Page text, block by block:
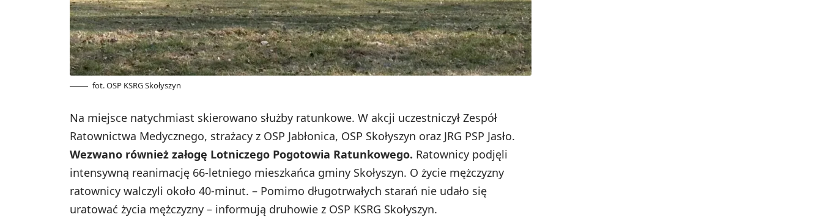
fot. OSP KSRG Skołyszyn
Na miejsce natychmiast skierowano służby ratunkowe. W akcji uczestniczył Zespół
Ratownictwa Medycznego, strażacy z OSP Jabłonica, OSP Skołyszyn oraz JRG PSP Jasło.
Wezwano również załogę Lotniczego Pogotowia Ratunkowego. Ratownicy podjęli
intensywną reanimację 66-letniego mieszkańca gminy Skołyszyn. O życie mężczyzny
ratownicy walczyli około 40-minut. – Pomimo długotrwałych starań nie udało się
uratować życia mężczyzny – informują druhowie z OSP KSRG Skołyszyn.